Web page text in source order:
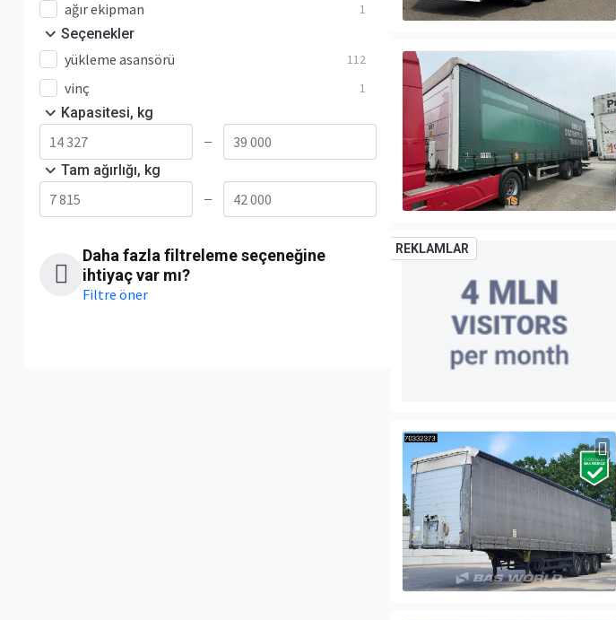
ağır ekipman 1
Seçenekler
yükleme asansörü 112
vinç 1
Kapasitesi, kg
—
Tam ağırlığı, kg
—
Daha fazla filtreleme seçeneğine
ihtiyaç var mı?
Filtre öner
REKLAMLAR